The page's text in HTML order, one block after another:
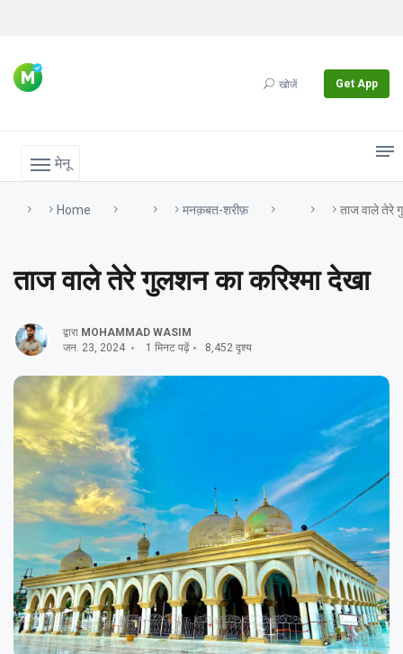
खोजें Get App
मेनू
Home मनक़बत-शरीफ़ ताज वाले तेरे
ताज वाले तेरे गुलशन का करिश्मा देखा
द्वारा MOHAMMAD WASIM
जन. 23, 2024
1 मिनट पढ़ें 8,452 दृश्य